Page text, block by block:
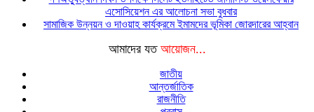
এসোসিয়েশন এর আলোচনা সভা বুধবার
সামাজিক উন্নয়ন ও দাওয়াহ কার্যক্রমে ইমামদের ভূমিকা জোরদারের আহ্বান
আমাদের যত আয়োজন...
জাতীয়
আন্তর্জাতিক
রাজনীতি